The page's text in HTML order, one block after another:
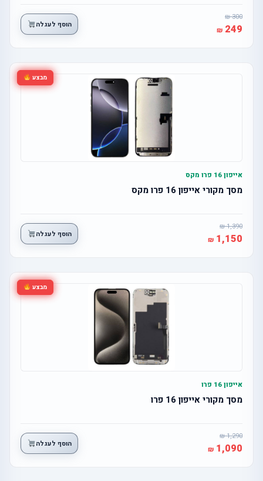
300
249 הוסף לעגלה
מבצע
אייפון 16 פרו מקס
מסך מקורי אייפון 16 פרו מקס
1,390
1,150 הוסף לעגלה
מבצע
אייפון 16 פרו
מסך מקורי אייפון 16 פרו
1,290
1,090 הוסף לעגלה